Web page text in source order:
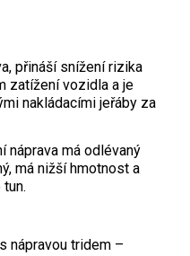
přináší snížení rizika
zatížení vozidla a je
nakládacími jeřáby za
náprava má odlévaný
má nižší hmotnost a
nápravou tridem –